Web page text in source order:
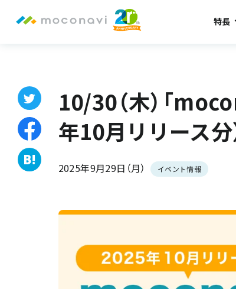
特長
10/30（木）「
年10月リリース分
2025年9月29日（月） イベント情報